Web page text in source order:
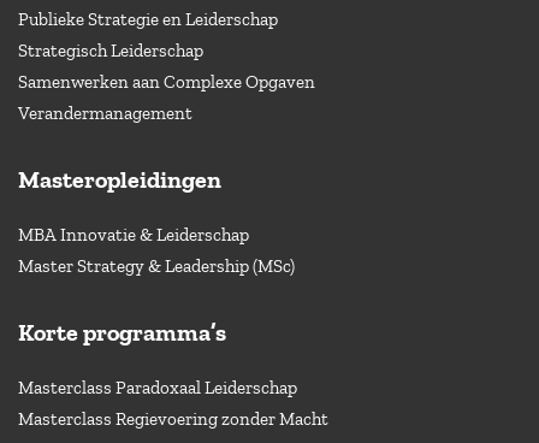
Publieke Strategie en Leiderschap
Strategisch Leiderschap
Samenwerken aan Complexe Opgaven
Verandermanagement
Masteropleidingen
MBA Innovatie & Leiderschap
Master Strategy & Leadership (MSc)
Korte programma’s
Masterclass Paradoxaal Leiderschap
Masterclass Regievoering zonder Macht